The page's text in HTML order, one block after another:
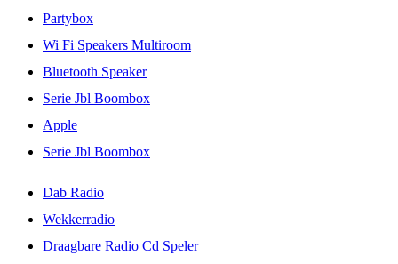
Partybox
Wi Fi Speakers Multiroom
Bluetooth Speaker
Serie Jbl Boombox
Apple
Serie Jbl Boombox
Dab Radio
Wekkerradio
Draagbare Radio Cd Speler